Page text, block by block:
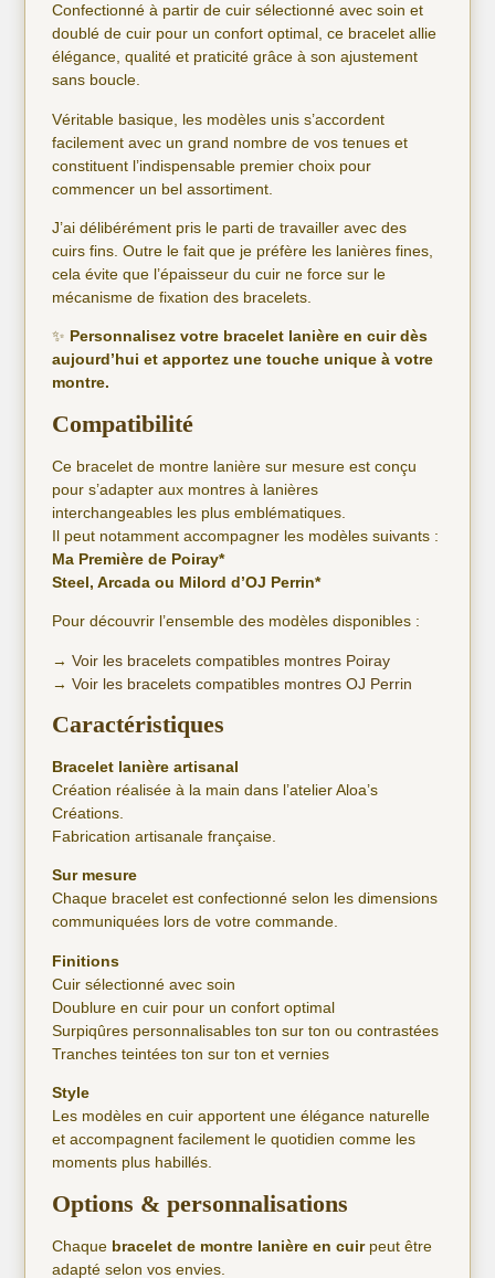
Confectionné à partir de cuir sélectionné avec soin et
doublé de cuir pour un confort optimal, ce bracelet allie
élégance, qualité et praticité grâce à son ajustement
sans boucle.
Véritable basique, les modèles unis s’accordent
facilement avec un grand nombre de vos tenues et
constituent l’indispensable premier choix pour
commencer un bel assortiment.
J’ai délibérément pris le parti de travailler avec des
cuirs fins. Outre le fait que je préfère les lanières fines,
cela évite que l’épaisseur du cuir ne force sur le
mécanisme de fixation des bracelets.
✨ Personnalisez votre bracelet lanière en cuir dès
aujourd’hui et apportez une touche unique à votre
montre.
Compatibilité
Ce bracelet de montre lanière sur mesure est conçu
pour s’adapter aux montres à lanières
interchangeables les plus emblématiques.
Il peut notamment accompagner les modèles suivants :
Ma Première de Poiray*
Steel, Arcada ou Milord d’OJ Perrin*
Pour découvrir l’ensemble des modèles disponibles :
→Voir les bracelets compatibles montres Poiray
→Voir les bracelets compatibles montres OJ Perrin
Caractéristiques
Bracelet lanière artisanal
Création réalisée à la main dans l’atelier Aloa’s
Créations.
Fabrication artisanale française.
Sur mesure
Chaque bracelet est confectionné selon les dimensions
communiquées lors de votre commande.
Finitions
Cuir sélectionné avec soin
Doublure en cuir pour un confort optimal
Surpiqûres personnalisables ton sur ton ou contrastées
Tranches teintées ton sur ton et vernies
Style
Les modèles en cuir apportent une élégance naturelle
et accompagnent facilement le quotidien comme les
moments plus habillés.
Options & personnalisations
Chaque bracelet de montre lanière en cuirpeut être
adapté selon vos envies.